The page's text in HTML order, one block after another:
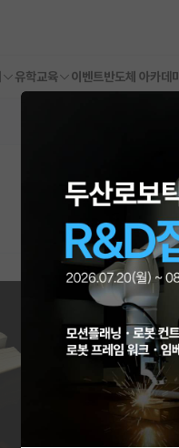
유학교육 이벤트반도체 아카데미